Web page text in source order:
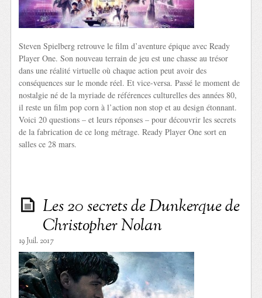
Steven Spielberg retrouve le film d’aventure épique avec Ready
Player One. Son nouveau terrain de jeu est une chasse au trésor
dans une réalité virtuelle où chaque action peut avoir des
conséquences sur le monde réel. Et vice-versa. Passé le moment de
nostalgie né de la myriade de références culturelles des années 80,
il reste un film pop corn à l’action non stop et au design étonnant.
Voici 20 questions – et leurs réponses – pour découvrir les secrets
de la fabrication de ce long métrage. Ready Player One sort en
salles ce 28 mars.
Les 20 secrets de Dunkerque de
Christopher Nolan
19 Juil. 2017